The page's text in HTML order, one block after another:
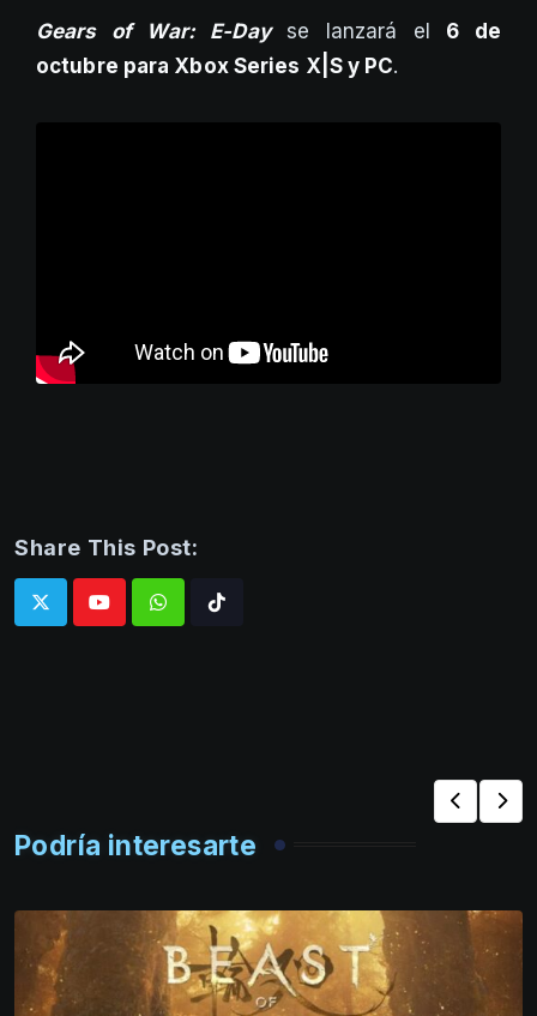
Gears of War: E-Dayse lanzará el 6 de
octubre para Xbox Series X|S y PC.
Share This Post:
WhatsappTiktok
Podría interesarte